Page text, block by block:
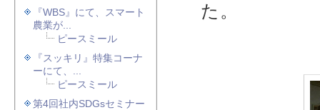
た。
『WBS』にて、スマート
農業が...
ピースミール
『スッキリ』特集コーナ
ーにて、...
ピースミール
第4回社内SDGsセミナー